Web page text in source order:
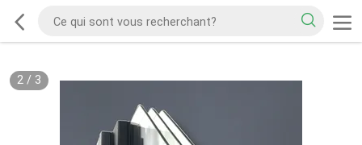
2/ 3